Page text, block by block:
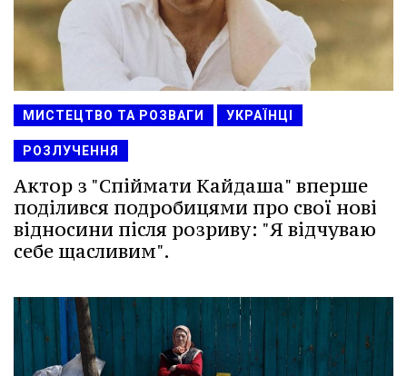
МИСТЕЦТВО ТА РОЗВАГИ УКРАЇНЦІ
РОЗЛУЧЕННЯ
Актор з "Спіймати Кайдаша" вперше
поділився подробицями про свої нові
відносини після розриву: "Я відчуваю
себе щасливим".